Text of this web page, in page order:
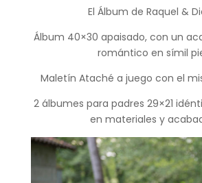
El Álbum de Raquel &
Álbum 40×30 apaisado, con un
romántico en símil
Maletín Ataché a juego con el
2 álbumes para padres 29×21
en materiales y